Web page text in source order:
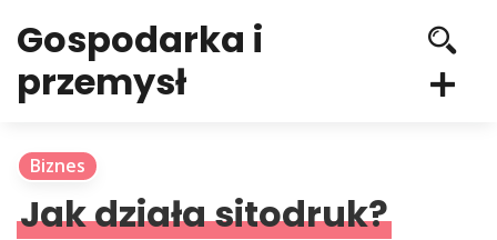
Gospodarka i
przemysł
Biznes
Jak działa sitodruk?